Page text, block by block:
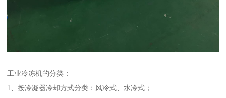
工业冷冻机的分类：
1、按冷凝器冷却方式分类：风冷式、水冷式；